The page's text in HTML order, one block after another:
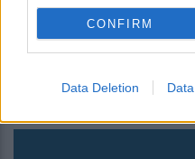
CONFIRM
Data Deletion
Ποια είναι η νέα
υποβολή δηλώσεων